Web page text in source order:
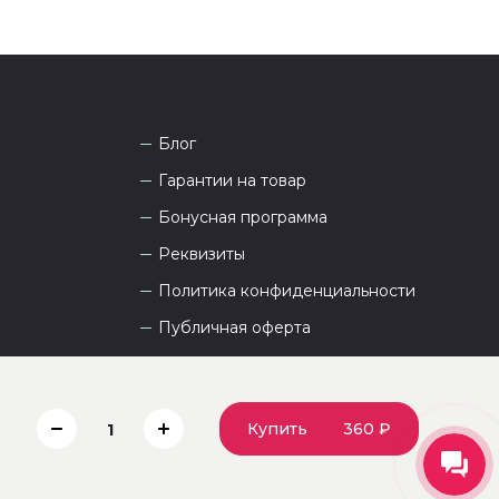
1 Купить 360 ₽
Блог
Гарантии на товар
Бонусная программа
Реквизиты
Политика конфиденциальности
Публичная оферта